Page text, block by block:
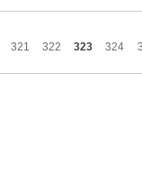
321 322 323 324